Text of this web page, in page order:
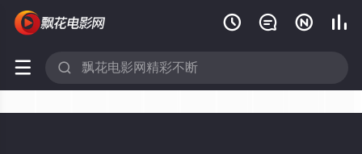
   
 